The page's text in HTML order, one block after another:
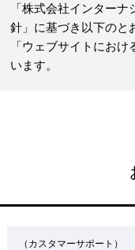
「株式会社インター
針」に基づき以下のと
「ウェブサイトにお
います。
（カスタマーサポート）